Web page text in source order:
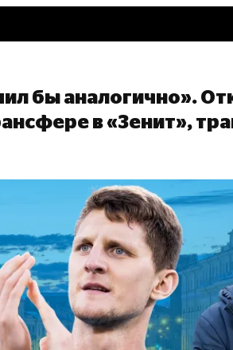
бы аналогично».
в «Зенит»,